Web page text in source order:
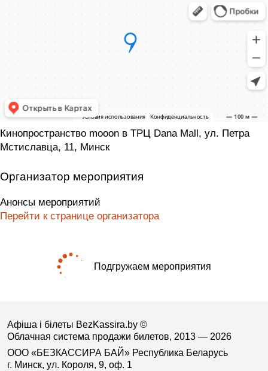
Кинопространство mooon в ТРЦ Dana Mall, ул. Петра
Мстиславца, 11, Минск
Организатор мероприятия
Анонсы мероприятий
Перейти к странице организатора
Подгружаем мероприятия
Афіша і білеты BezKassira.by ©
Облачная система продажи билетов, 2013 — 2026
ООО «БЕЗКАССИРА БАЙ» Республика Беларусь
г. Минск, ул. Короля, 9, оф. 1